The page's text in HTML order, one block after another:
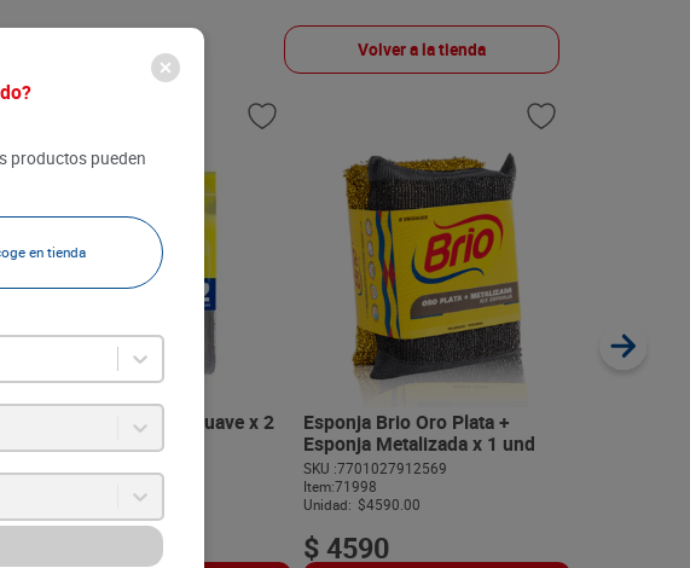
Volver a la tienda
Esponja Malla Task Suave x 2
und
$1375.00
Esponja Brio Oro Plata +
Esponja Metalizada x 1 und
SKU :7701027912569
Item:71998
Unidad: $4590.00
$4590
:70011
productos pueden
en tienda